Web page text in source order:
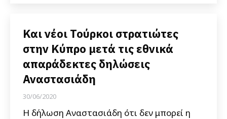
Και νέοι Τούρκοι στρατιώτες
στην Κύπρο μετά τις εθνικά
απαράδεκτες δηλώσεις
Αναστασιάδη
30/06/2020
Η δήλωση Αναστασιάδη ότι δεν μπορεί η